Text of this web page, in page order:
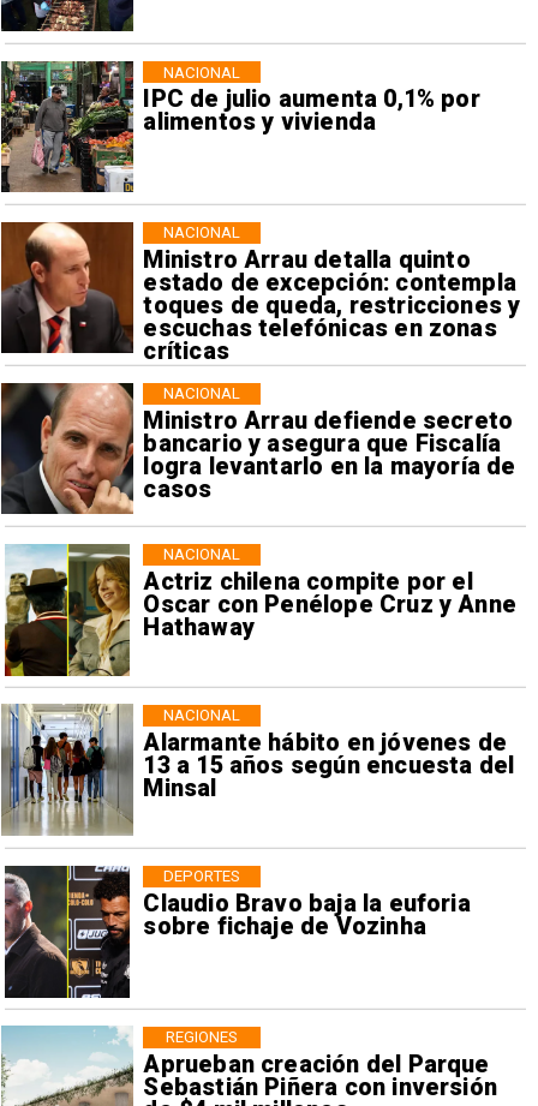
IPC de julio aumenta 0,1% por
alimentos y vivienda
NACIONAL
Ministro Arrau detalla quinto
estado de excepción: contempla
toques de queda, restricciones y
escuchas telefónicas en zonas
críticas
NACIONAL
Ministro Arrau defiende secreto
bancario y asegura que Fiscalía
logra levantarlo en la mayoría de
casos
NACIONAL
Actriz chilena compite por el
Oscar con Penélope Cruz y Anne
Hathaway
NACIONAL
Alarmante hábito en jóvenes de
13 a 15 años según encuesta del
Minsal
NACIONAL
Claudio Bravo baja la euforia
sobre fichaje de Vozinha
DEPORTES
Aprueban creación del Parque
Sebastián Piñera con inversión
REGIONES